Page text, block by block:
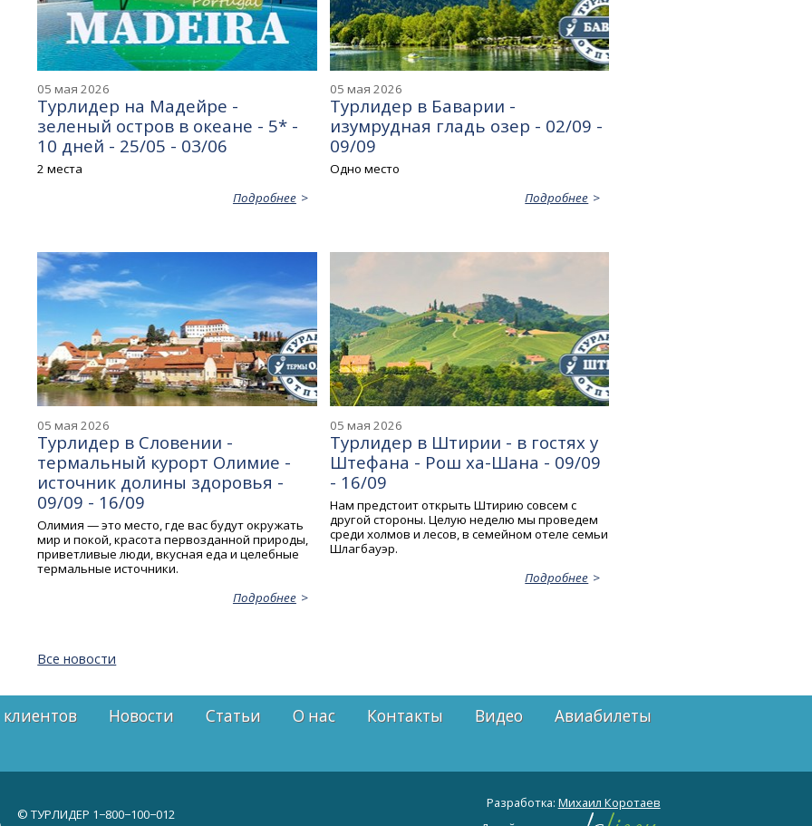
05 мая 2026
Турлидер на Мадейре -
зеленый остров в океане - 5* -
10 дней - 25/05 - 03/06
2 места
Подробнее
05 мая 2026
Турлидер в Баварии -
изумрудная гладь озер - 02/09 -
09/09
Одно место
Подробнее
05 мая 2026
Турлидер в Словении -
термальный курорт Олимие -
источник долины здоровья -
09/09 - 16/09
Олимия — это место, где вас будут окружать
мир и покой, красота первозданной природы,
приветливые люди, вкусная еда и целебные
термальные источники.
Подробнее
05 мая 2026
Турлидер в Штирии - в гостях у
Штефана - Рош ха-Шана - 09/09
- 16/09
Нам предстоит открыть Штирию совсем с
другой стороны. Целую неделю мы проведем
среди холмов и лесов, в семейном отеле семьи
Шлагбауэр.
Подробнее
Все новости
Новости Статьи О нас Контакты Видео
Авиабилеты
© ТУРЛИДЕР 1−800−100−012
Разработка: Михаил Коротаев